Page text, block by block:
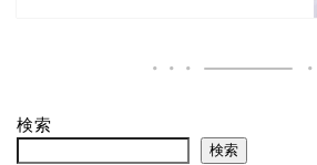
検索
検索